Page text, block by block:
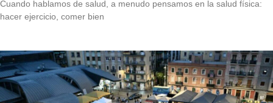
Cuando hablamos de salud, a menudo pensamos en la salud física:
hacer ejercicio, comer bien